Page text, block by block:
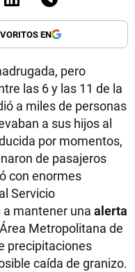
EN
pero
las 6 y las 11 de la
a miles de personas
a sus hijos al
por momentos,
de pasajeros
con enormes
Servicio
mantener una alerta
Metropolitana de
precipitaciones
caída de granizo.